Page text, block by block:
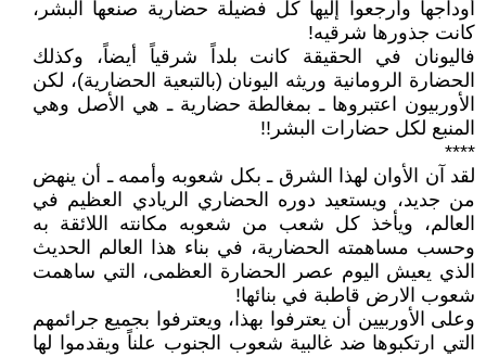
أوداجها وأرجعوا إليها كل فضيلة حضارية صنعها البشر،
كانت جذورها شرقيه!
فاليونان في الحقيقة كانت بلداً شرقياً أيضاً، وكذلك
الحضارة الرومانية وريثه اليونان (بالتبعية الحضارية)، لكن
الأوربيون اعتبروها ـ بمغالطة حضارية ـ هي الأصل وهي
المنبع لكل حضارات البشر!!
****
لقد آن الأوان لهذا الشرق ـ بكل شعوبه وأممه ـ أن ينهض
من جديد، ويستعيد دوره الحضاري الريادي العظيم في
العالم، ويأخذ كل شعب من شعوبه مكانته اللائقة به
وحسب مساهمته الحضارية، في بناء هذا العالم الحديث
الذي يعيش اليوم عصر الحضارة العظمى، التي ساهمت
شعوب الارض قاطبة في بنائها!
وعلى الأوربيين أن يعترفوا بهذا، ويعترفوا بجميع جرائمهم
التي ارتكبوها ضد غالبية شعوب الجنوب علناً ويقدموا لها